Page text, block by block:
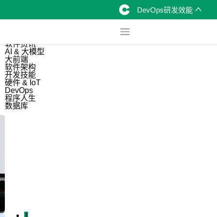
DevOps研发效能
软件资讯
AI & 大模型
大前端
软件架构
开发技能
硬件 & IoT
DevOps
程序人生
数据库
1